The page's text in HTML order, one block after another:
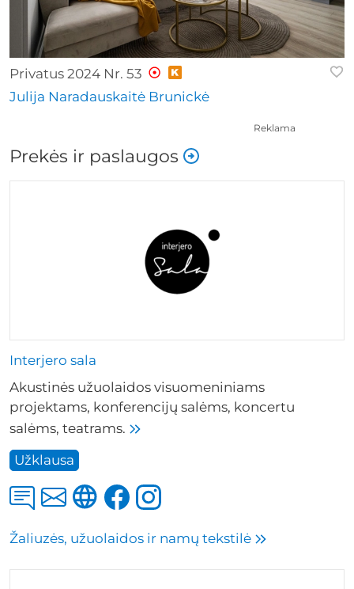
Privatus 2024 Nr. 53
Julija Naradauskaitė Brunickė
Reklama
Prekės ir paslaugos
Interjero sala
Akustinės užuolaidos visuomeniniams
projektams, konferencijų salėms, koncertu
salėms, teatrams.
Užklausa
Žaliuzės, užuolaidos ir namų tekstilė